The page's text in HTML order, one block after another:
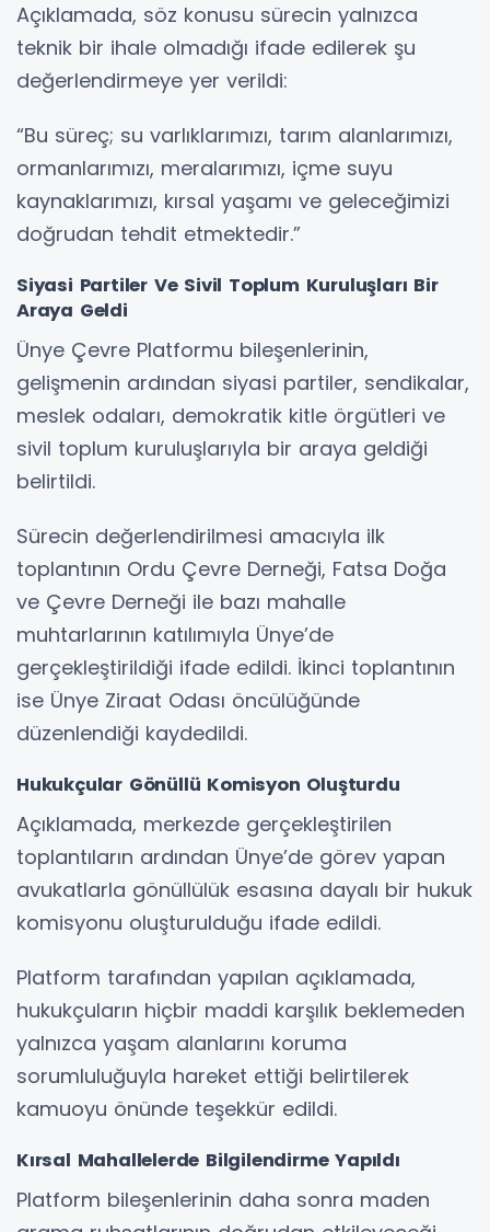
Açıklamada, söz konusu sürecin yalnızca
teknik bir ihale olmadığı ifade edilerek şu
değerlendirmeye yer verildi:
“Bu süreç; su varlıklarımızı, tarım alanlarımızı,
ormanlarımızı, meralarımızı, içme suyu
kaynaklarımızı, kırsal yaşamı ve geleceğimizi
doğrudan tehdit etmektedir.”
Siyasi Partiler Ve Sivil Toplum Kuruluşları Bir
Araya Geldi
Ünye Çevre Platformu bileşenlerinin,
gelişmenin ardından siyasi partiler, sendikalar,
meslek odaları, demokratik kitle örgütleri ve
sivil toplum kuruluşlarıyla bir araya geldiği
belirtildi.
Sürecin değerlendirilmesi amacıyla ilk
toplantının Ordu Çevre Derneği, Fatsa Doğa
ve Çevre Derneği ile bazı mahalle
muhtarlarının katılımıyla Ünye’de
gerçekleştirildiği ifade edildi. İkinci toplantının
ise Ünye Ziraat Odası öncülüğünde
düzenlendiği kaydedildi.
Hukukçular Gönüllü Komisyon Oluşturdu
Açıklamada, merkezde gerçekleştirilen
toplantıların ardından Ünye’de görev yapan
avukatlarla gönüllülük esasına dayalı bir hukuk
komisyonu oluşturulduğu ifade edildi.
Platform tarafından yapılan açıklamada,
hukukçuların hiçbir maddi karşılık beklemeden
yalnızca yaşam alanlarını koruma
sorumluluğuyla hareket ettiği belirtilerek
kamuoyu önünde teşekkür edildi.
Kırsal Mahallelerde Bilgilendirme Yapıldı
Platform bileşenlerinin daha sonra maden